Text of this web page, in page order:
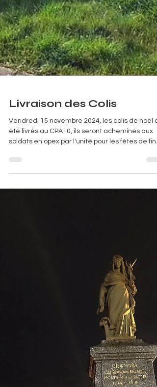
soldats en opex par l'unité pour les fêtes de fin
d'année. A l'occasion de cette visite au
Reymondaud, Nous avons assisté à la
cérémonie des couleurs et déposé une gerbe
pied de la stèle des opérateurs du 10 tombés
combat. Je profite de ce post pour vous
la sortie le jeudi 21 novembre 2024 du livre "Les
guerriers du 10" (déjà disponible en pré-